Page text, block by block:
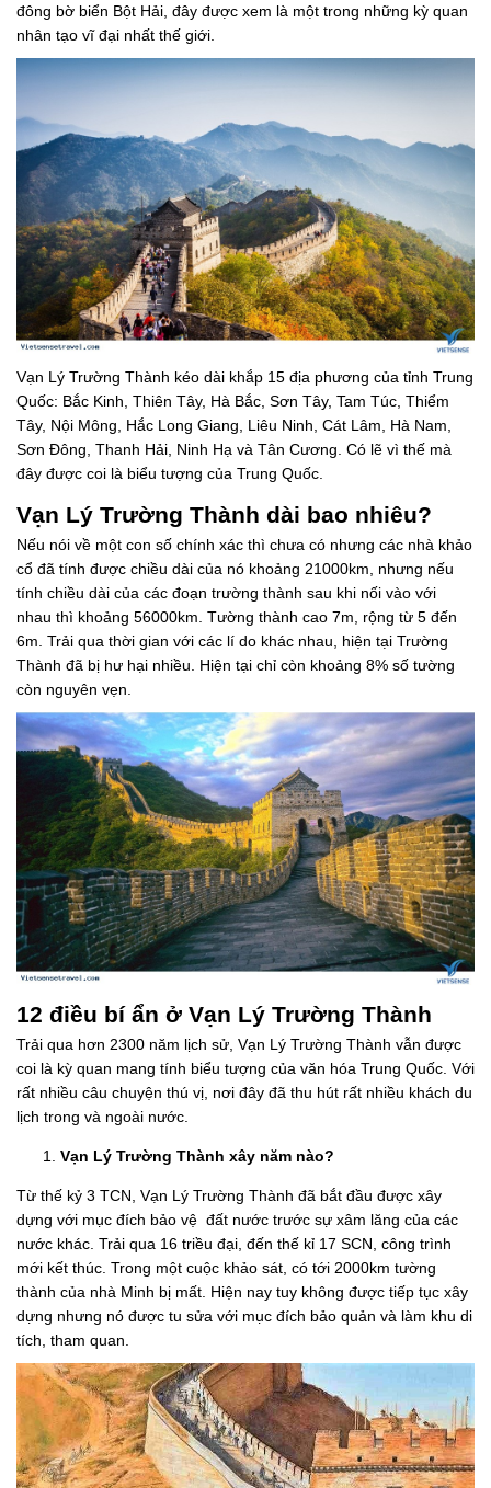
đông bờ biển Bột Hải, đây được xem là một trong những kỳ quan
nhân tạo vĩ đại nhất thế giới.
Vạn Lý Trường Thành kéo dài khắp 15 địa phương của tỉnh Trung
Quốc: Bắc Kinh, Thiên Tây, Hà Bắc, Sơn Tây, Tam Túc, Thiểm
Tây, Nội Mông, Hắc Long Giang, Liêu Ninh, Cát Lâm, Hà Nam,
Sơn Đông, Thanh Hải, Ninh Hạ và Tân Cương. Có lẽ vì thế mà
đây được coi là biểu tượng của Trung Quốc.
Vạn Lý Trường Thành dài bao nhiêu?
Nếu nói về một con số chính xác thì chưa có nhưng các nhà khảo
cổ đã tính được chiều dài của nó khoảng 21000km, nhưng nếu
tính chiều dài của các đoạn trường thành sau khi nối vào với
nhau thì khoảng 56000km. Tường thành cao 7m, rộng từ 5 đến
6m. Trải qua thời gian với các lí do khác nhau, hiện tại Trường
Thành đã bị hư hại nhiều. Hiện tại chỉ còn khoảng 8% số tường
còn nguyên vẹn.
12 điều bí ẩn ở Vạn Lý Trường Thành
Trải qua hơn 2300 năm lịch sử, Vạn Lý Trường Thành vẫn được
coi là kỳ quan mang tính biểu tượng của văn hóa Trung Quốc. Với
rất nhiều câu chuyện thú vị, nơi đây đã thu hút rất nhiều khách du
lịch trong và ngoài nước.
Vạn Lý Trường Thành xây năm nào?
Từ thế kỷ 3 TCN, Vạn Lý Trường Thành đã bắt đầu được xây
dựng với mục đích bảo vệ đất nước trước sự xâm lăng của các
nước khác. Trải qua 16 triều đại, đến thế kỉ 17 SCN, công trình
mới kết thúc. Trong một cuộc khảo sát, có tới 2000km tường
thành của nhà Minh bị mất. Hiện nay tuy không được tiếp tục xây
dựng nhưng nó được tu sửa với mục đích bảo quản và làm khu di
tích, tham quan.